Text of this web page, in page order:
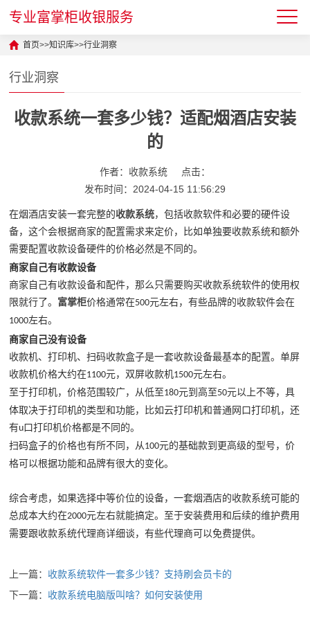
专业富掌柜收银服务
首页>>知识库>>行业洞察
行业洞察
收款系统一套多少钱？适配烟酒店安装
的
作者：收款系统
点击：
发布时间：2024-04-15 11:56:29
在烟酒店安装一套完整的收款系统，包括收款软件和必要的硬件设
备，这个会根据商家的配置需求来定价，比如单独要收款系统和额外
需要配置收款设备硬件的价格必然是不同的。
商家自己有收款设备
商家自己有收款设备和配件，那么只需要购买收款系统软件的使用权
限就行了。 富掌柜价格通常在500元左右，有些品牌的收款软件会在
1000左右。
商家自己没有设备
收款机、打印机、扫码收款盒子是一套收款设备最基本的配置。单屏
收款机价格大约在1100元，双屏收款机1500元左右。
至于打印机，价格范围较广，从低至180元到高至50元以上不等，具
体取决于打印机的类型和功能，比如云打印机和普通网口打印机，还
有u口打印机价格都是不同的。
扫码盒子的价格也有所不同，从100元的基础款到更高级的型号，价
格可以根据功能和品牌有很大的变化。
综合考虑，如果选择中等价位的设备，一套烟酒店的收款系统可能的
总成本大约在2000元左右就能搞定。至于安装费用和后续的维护费用
需要跟收款系统代理商详细谈，有些代理商可以免费提供。
上一篇： 收款系统软件一套多少钱？支持刷会员卡的
下一篇： 收款系统电脑版叫啥？如何安装使用